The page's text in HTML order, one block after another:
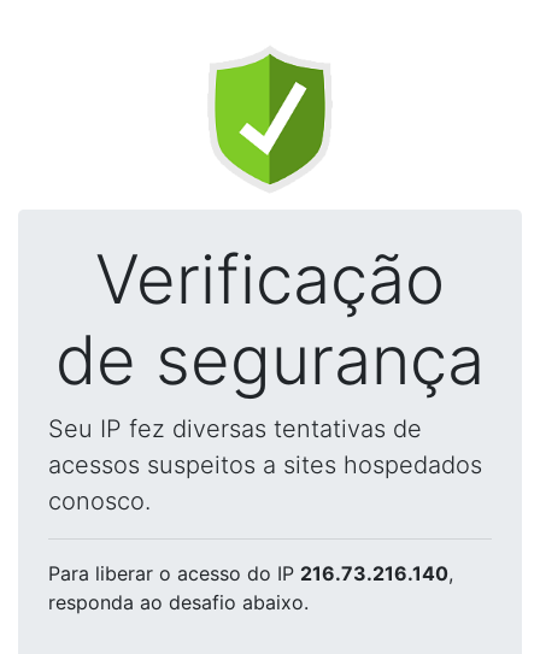
Verificação
de segurança
Seu IP fez diversas tentativas de
acessos suspeitos a sites hospedados
conosco.
Para liberar o acesso do IP 216.73.216.140,
responda ao desafio abaixo.